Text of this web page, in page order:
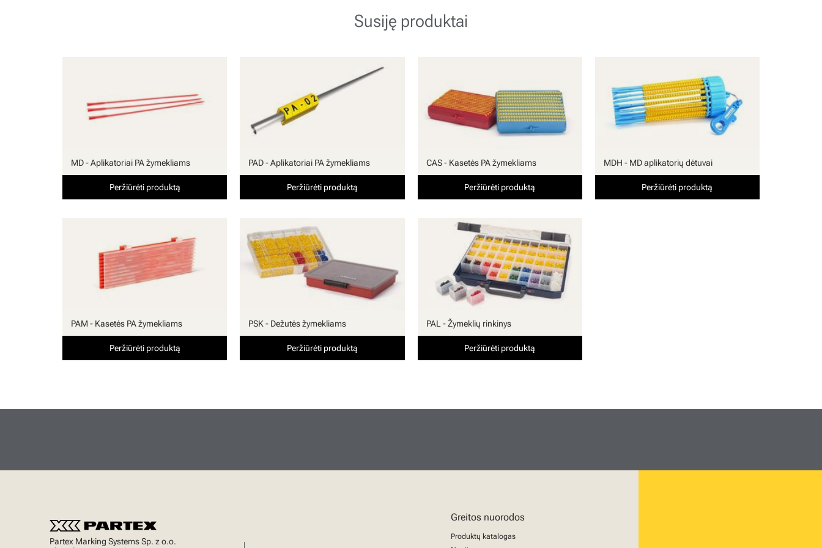
Susiję produktai
MD - Aplikatoriai PA žymekliams
Peržiūrėti produktą
PAD - Aplikatoriai PA žymekliams
Peržiūrėti produktą
CAS - Kasetės PA žymekliams
Peržiūrėti produktą
MDH - MD aplikatorių dėtuvai
Peržiūrėti produktą
PAM - Kasetės PA žymekliams
Peržiūrėti produktą
PSK - Dežutės žymekliams
Peržiūrėti produktą
PAL - Žymeklių rinkinys
Peržiūrėti produktą
Partex Marking Systems Sp. z o.o.
Greitos nuorodos
Produktų katalogas